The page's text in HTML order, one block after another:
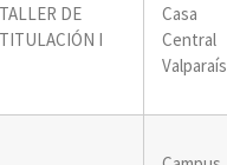
TALLER DE
TITULACIÓN I
Casa
Central